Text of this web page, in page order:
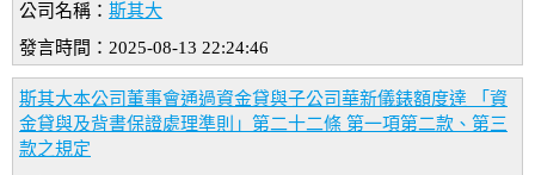
公司名稱： 斯其大
發言時間：2025-08-13 22:24:46
斯其大本公司董事會通過資金貸與子公司華新儀錶額度達 「資
金貸與及背書保證處理準則」第二十二條 第一項第二款、第三
款之規定